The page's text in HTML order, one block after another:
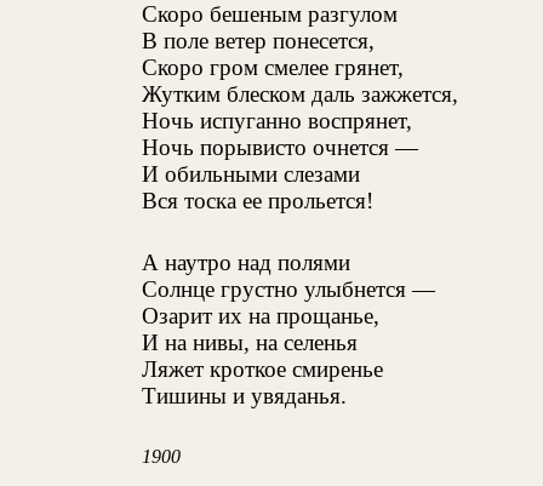
Скоро бешеным разгулом
В поле ветер понесется,
Скоро гром смелее грянет,
Жутким блеском даль зажжется,
Ночь испуганно воспрянет,
Ночь порывисто очнется —
И обильными слезами
Вся тоска ее прольется!
А наутро над полями
Солнце грустно улыбнется —
Озарит их на прощанье,
И на нивы, на селенья
Ляжет кроткое смиренье
Тишины и увяданья.
1900